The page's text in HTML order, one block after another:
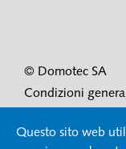
Questo sito web
© Domotec SA
Condizioni
Impressum